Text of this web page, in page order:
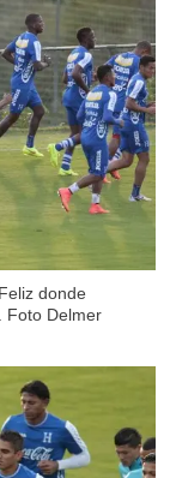
donde
Foto Delmer